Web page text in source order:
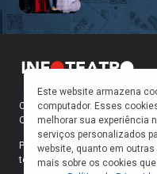
Como faço para ir ao teatro?
Quais peças estão em cartaz?
Para responder a essas e
teatrais do INFOTEATRO.
Este website armazena
computador. Esses
melhorar sua experiência
serviços personalizados
website, quanto em outras
mais sobre os cookies